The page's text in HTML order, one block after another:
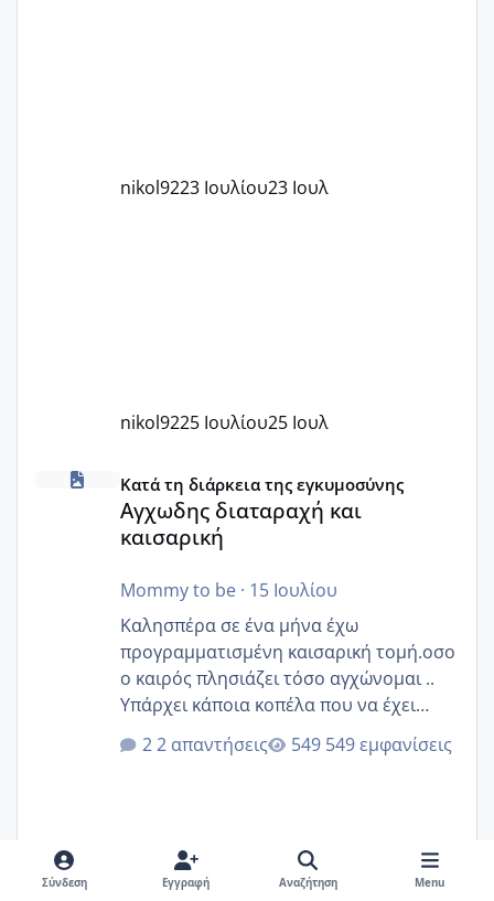
nikol9223 Ιουλίου23 Ιουλ
nikol9225 Ιουλίου25 Ιουλ
Αγχωδης διαταραχή και καισαρική
Κατά τη διάρκεια της εγκυμοσύνης
Αγχωδης διαταραχή και
καισαρική
Mommy to be· 15 Ιουλίου
Καλησπέρα σε ένα μήνα έχω
προγραμματισμένη καισαρική τομή.οσο
ο καιρός πλησιάζει τόσο αγχώνομαι ..
Υπάρχει κάποια κοπέλα που να έχει
παρόμοιο ιστορικό να μας πει την
εμπειρία της;Να σημειώσω είναι η
στρες ήταν επιλογή για ιατρικούς
λόγους της δεδομένης στιγμής.
2 απαντήσεις 549 εμφανίσεις
Σύνδεση Εγγραφή Αναζήτηση Menu